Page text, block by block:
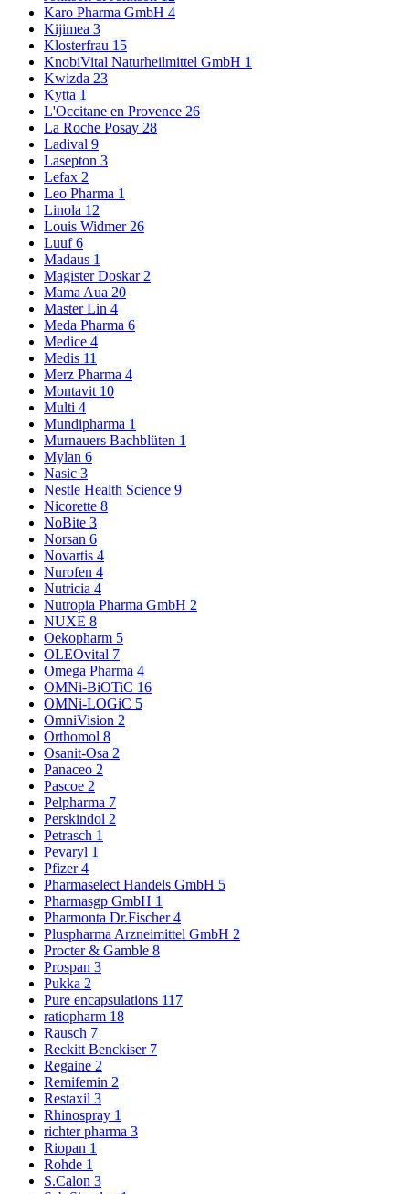
Karo Pharma GmbH 4
Kijimea 3
Klosterfrau 15
KnobiVital Naturheilmittel GmbH 1
Kwizda 23
Kytta 1
L'Occitane en Provence 26
La Roche Posay 28
Ladival 9
Lasepton 3
Lefax 2
Leo Pharma 1
Linola 12
Louis Widmer 26
Luuf6
Madaus 1
Magister Doskar 2
Mama Aua 20
Master Lin 4
Meda Pharma 6
Medice 4
Medis 11
Merz Pharma 4
Montavit 10
Multi 4
Mundipharma 1
Murnauers Bachblüten 1
Mylan 6
Nasic 3
Nestle Health Science 9
Nicorette 8
NoBite 3
Norsan 6
Novartis 4
Nurofen 4
Nutricia 4
Nutropia Pharma GmbH 2
NUXE 8
Oekopharm 5
OLEOvital 7
Omega Pharma 4
OMNi-BiOTiC 16
OMNi-LOGiC 5
OmniVision 2
Orthomol 8
Osanit-Osa 2
Panaceo 2
Pascoe 2
Pelpharma 7
Perskindol 2
Petrasch 1
Pevaryl 1
Pfizer4
Pharmaselect Handels GmbH 5
Pharmasgp GmbH 1
Pharmonta Dr.Fischer4
Pluspharma Arzneimittel GmbH 2
Procter & Gamble 8
Prospan 3
Pukka 2
Pure encapsulations 117
ratiopharm 18
Rausch 7
Reckitt Benckiser 7
Regaine 2
Remifemin 2
Restaxil 3
Rhinospray 1
richter pharma 3
Riopan 1
Rohde 1
S.Calon 3